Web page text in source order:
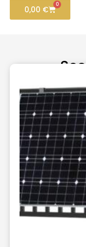
0,00 €
0